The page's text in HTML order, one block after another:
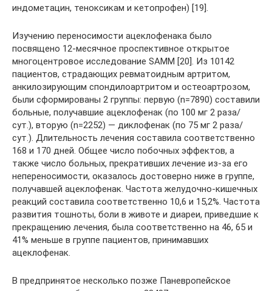
индометацин, теноксикам и кетопрофен) [19].
Изучению переносимости ацеклофенака было
посвящено 12-месячное проспективное открытое
многоцентровое исследование SAMM [20]. Из 10142
пациентов, страдающих ревматоидным артритом,
анкилозирующим спондилоартритом и остеоартрозом,
были сформированы 2 группы: первую (n=7890) составили
больные, получавшие ацеклофенак (по 100 мг 2 раза/
сут.), вторую (n=2252) — диклофенак (по 75 мг 2 раза/
сут.). Длительность лечения составила соответственно
168 и 170 дней. Общее число побочных эффектов, а
также число больных, прекративших лечение из-за его
непереносимости, оказалось достоверно ниже в группе,
получавшей ацеклофенак. Частота желудочно-кишечных
реакций составила соответственно 10,6 и 15,2%. Частота
развития тошноты, боли в животе и диареи, приведшие к
прекращению лечения, была соответственно на 46, 65 и
41% меньше в группе пациентов, принимавших
ацеклофенак.
В предпринятое несколько позже Паневропейское